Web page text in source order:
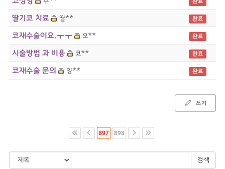
딸기코 치료 딸** 완료
코재수술이요.ㅜㅜ 오** 완료
시술방법 과 비용 코** 완료
코재수술 문의 양** 완료
쓰기
897 898
검색